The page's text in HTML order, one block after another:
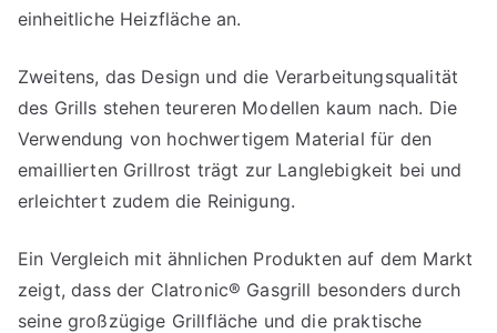
einheitliche Heizfläche an.
Zweitens, das Design und die Verarbeitungsqualität
des Grills stehen teureren Modellen kaum nach. Die
Verwendung von hochwertigem Material für den
emaillierten Grillrost trägt zur Langlebigkeit bei und
erleichtert zudem die Reinigung.
Ein Vergleich mit ähnlichen Produkten auf dem Markt
zeigt, dass der Clatronic® Gasgrill besonders durch
seine großzügige Grillfläche und die praktische